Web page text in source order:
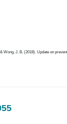
J. B. (2018). Update on